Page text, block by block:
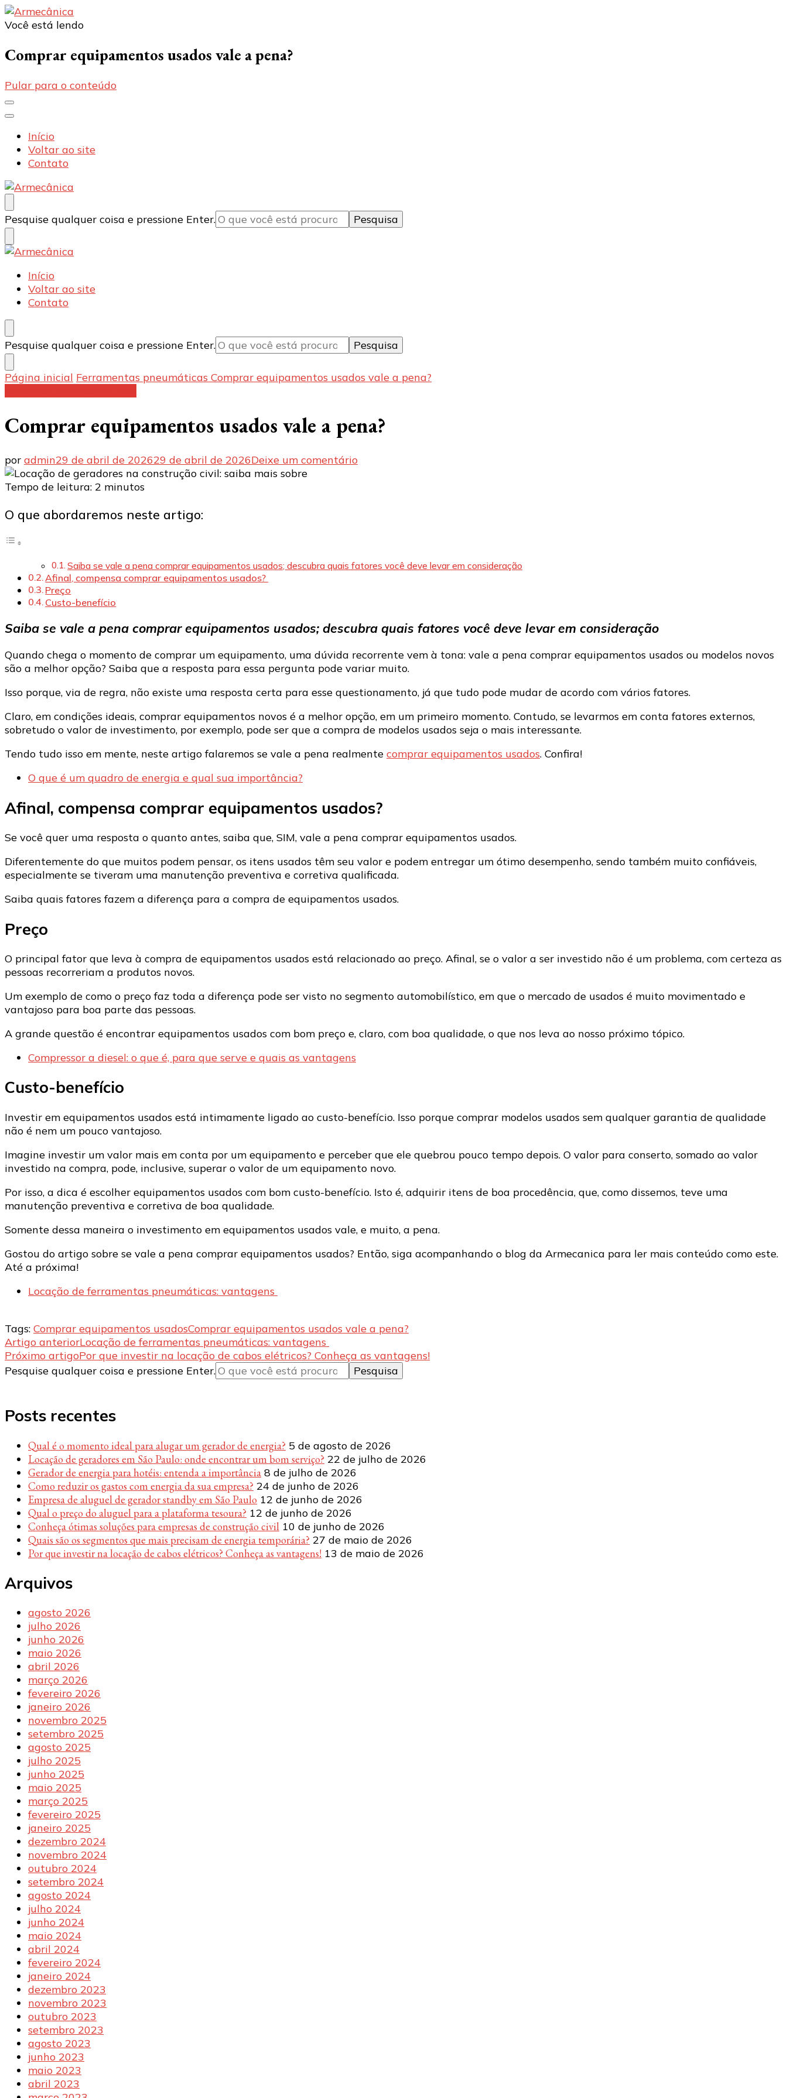
Você está lendo
Comprar equipamentos usados vale a pena?
Pular para o conteúdo
Início
Voltar ao site
Contato
Armecânica
Blog
Procurando
algo?
Pesquise qualquer coisa e pressione Enter.
Armecânica
Blog
Início
Voltar ao site
Contato
Procurando
algo?
Pesquise qualquer coisa e pressione Enter.
Página inicial Ferramentas pneumáticas Comprar equipamentos usados vale a pena?
Comprar equipamentos usados vale a pena?
por admin29 de abril de 202629 de abril de 2026Deixe um comentárioem
Tempo de leitura: 2 minutos
O que abordaremos neste artigo:
Saiba se vale a pena comprar equipamentos usados; descubra quais fatores você deve levar em consideração
Afinal, compensa comprar equipamentos usados?
Preço
Custo-benefício
Saiba se vale a pena comprar equipamentos usados; descubra quais fatores você deve levar em consideração
Quando chega o momento de comprar um equipamento, uma dúvida recorrente vem à tona: vale a pena comprar equipamentos usados ou modelos novos
são a melhor opção? Saiba que a resposta para essa pergunta pode variar muito.
Isso porque, via de regra, não existe uma resposta certa para esse questionamento, já que tudo pode mudar de acordo com vários fatores.
Claro, em condições ideais, comprar equipamentos novos é a melhor opção, em um primeiro momento. Contudo, se levarmos em conta fatores externos,
sobretudo o valor de investimento, por exemplo, pode ser que a compra de modelos usados seja o mais interessante.
Tendo tudo isso em mente, neste artigo falaremos se vale a pena realmente comprar equipamentos usados. Confira!
O que é um quadro de energia e qual sua importância?
Afinal, compensa comprar equipamentos usados?
Se você quer uma resposta o quanto antes, saiba que, SIM, vale a pena comprar equipamentos usados.
Diferentemente do que muitos podem pensar, os itens usados têm seu valor e podem entregar um ótimo desempenho, sendo também muito confiáveis,
especialmente se tiveram uma manutenção preventiva e corretiva qualificada.
Saiba quais fatores fazem a diferença para a compra de equipamentos usados.
Preço
O principal fator que leva à compra de equipamentos usados está relacionado ao preço. Afinal, se o valor a ser investido não é um problema, com certeza as
pessoas recorreriam a produtos novos.
Um exemplo de como o preço faz toda a diferença pode ser visto no segmento automobilístico, em que o mercado de usados é muito movimentado e
vantajoso para boa parte das pessoas.
A grande questão é encontrar equipamentos usados com bom preço e, claro, com boa qualidade, o que nos leva ao nosso próximo tópico.
Compressor a diesel: o que é, para que serve e quais as vantagens
Custo-benefício
Investir em equipamentos usados está intimamente ligado ao custo-benefício. Isso porque comprar modelos usados sem qualquer garantia de qualidade
não é nem um pouco vantajoso.
Imagine investir um valor mais em conta por um equipamento e perceber que ele quebrou pouco tempo depois. O valor para conserto, somado ao valor
investido na compra, pode, inclusive, superar o valor de um equipamento novo.
Por isso, a dica é escolher equipamentos usados com bom custo-benefício. Isto é, adquirir itens de boa procedência, que, como dissemos, teve uma
manutenção preventiva e corretiva de boa qualidade.
Somente dessa maneira o investimento em equipamentos usados vale, e muito, a pena.
Gostou do artigo sobre se vale a pena comprar equipamentos usados? Então, siga acompanhando o blog da Armecanica para ler mais conteúdo como este.
Até a próxima!
Locação de ferramentas pneumáticas: vantagens
Tags: Comprar equipamentos usadosComprar equipamentos usados vale a pena?
Navegação
de
Artigo anteriorLocação de ferramentas pneumáticas: vantagens
Próximo artigoPor que investir na locação de cabos elétricos? Conheça as vantagens!
Procurando
Pesquise qualquer coisa e pressione Enter.
Posts recentes
Qual é o momento ideal para alugar um gerador de energia? 5 de agosto de 2026
Locação de geradores em São Paulo: onde encontrar um bom serviço? 22 de julho de 2026
Gerador de energia para hotéis: entenda a importância 8 de julho de 2026
Como reduzir os gastos com energia da sua empresa? 24 de junho de 2026
Empresa de aluguel de gerador standby em São Paulo 12 de junho de 2026
Qual o preço do aluguel para a plataforma tesoura? 12 de junho de 2026
Conheça ótimas soluções para empresas de construção civil 10 de junho de 2026
Quais são os segmentos que mais precisam de energia temporária? 27 de maio de 2026
Por que investir na locação de cabos elétricos? Conheça as vantagens! 13 de maio de 2026
Arquivos
agosto 2026
julho 2026
junho 2026
maio 2026
abril 2026
março 2026
fevereiro 2026
janeiro 2026
novembro 2025
setembro 2025
agosto 2025
julho 2025
junho 2025
maio 2025
março 2025
fevereiro 2025
janeiro 2025
dezembro 2024
novembro 2024
outubro 2024
setembro 2024
agosto 2024
julho 2024
junho 2024
maio 2024
abril 2024
fevereiro 2024
janeiro 2024
dezembro 2023
novembro 2023
outubro 2023
setembro 2023
agosto 2023
junho 2023
maio 2023
abril 2023